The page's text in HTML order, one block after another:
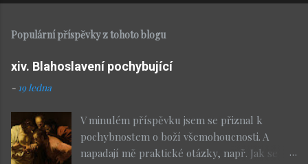
Populární příspěvky z tohoto blogu
xiv. Blahoslavení pochybující
- 19 ledna
V minulém příspěvku jsem se přiznal k
pochybnostem o boží všemohoucnosti. A
napadají mě praktické otázky, např. Jak se